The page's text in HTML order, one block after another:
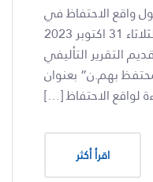
واقع الاحتفاظ في
تونس انتظمت اليوم الثلاثاء 31 اكتوبر 2023
التقرير التأليفي
بهم.ن” بعنوان
لواقع الاحتفاظ […]
اقرأ أكثر